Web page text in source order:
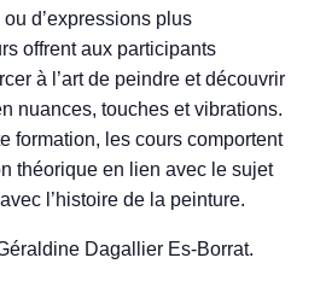
d’expressions plus
offrent aux participants
à l’art de peindre et découvrir
nuances, touches et vibrations.
formation, les cours comportent
théorique en lien avec le sujet
l’histoire de la peinture.
Dagallier Es-Borrat.